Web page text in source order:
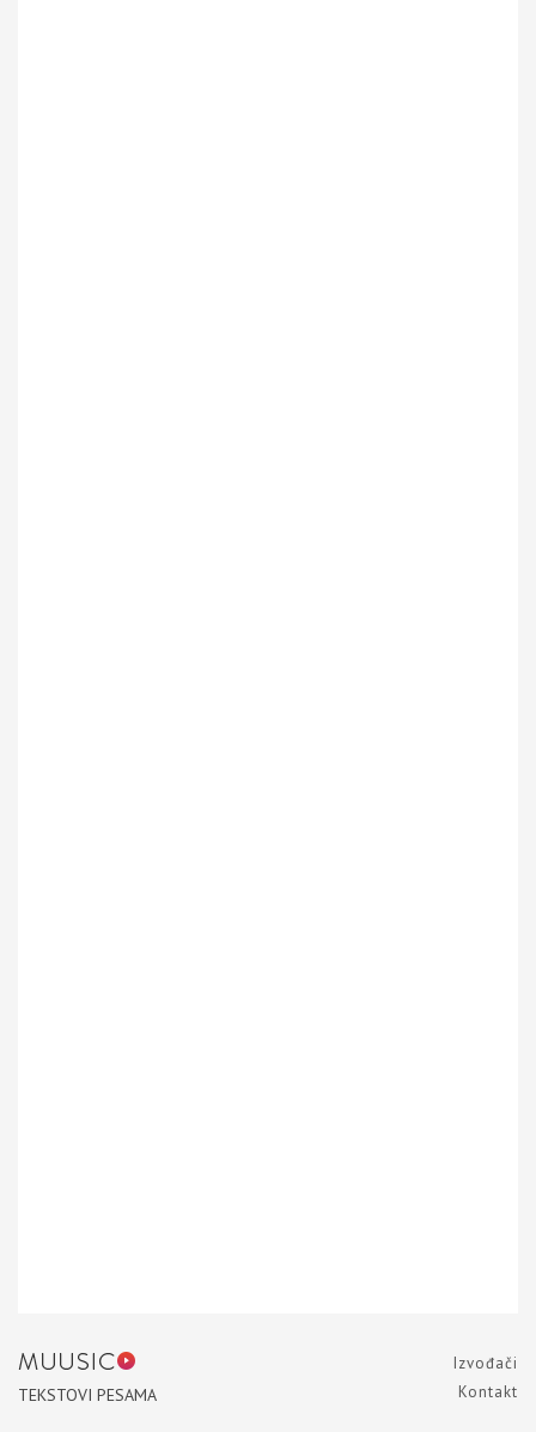
TEKSTOVI PESAMA
Izvođači
Kontakt